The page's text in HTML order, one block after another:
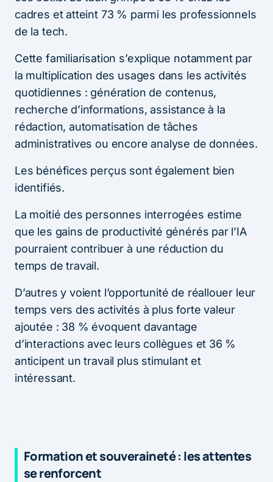
cadres et atteint 73 % parmi les professionnels
de la tech.
Cette familiarisation s’explique notamment par
la multiplication des usages dans les activités
quotidiennes : génération de contenus,
recherche d’informations, assistance à la
rédaction, automatisation de tâches
administratives ou encore analyse de données.
Les bénéfices perçus sont également bien
identifiés.
La moitié des personnes interrogées estime
que les gains de productivité générés par l’IA
pourraient contribuer à une réduction du
temps de travail.
D’autres y voient l’opportunité de réallouer leur
temps vers des activités à plus forte valeur
ajoutée : 38 % évoquent davantage
d’interactions avec leurs collègues et 36 %
anticipent un travail plus stimulant et
intéressant.
Formation et souveraineté : les attentes
se renforcent